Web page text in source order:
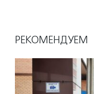
РЕКОМЕНДУЕМ